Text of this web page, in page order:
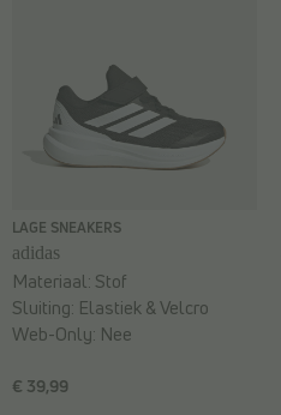
LAGE SNEAKERS
adidas
€ 39,99
Materiaal: Stof
Sluiting: Elastiek & Velcro
Web-Only: Nee